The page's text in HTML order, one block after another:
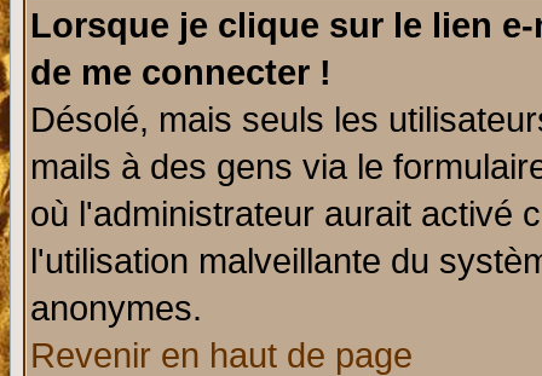
Lorsque je clique sur le lien
de me connecter !
Désolé, mais seuls les
mails à des gens via le
où l'administrateur aurait activé
l'utilisation malveillante du
anonymes.
Revenir en haut de page